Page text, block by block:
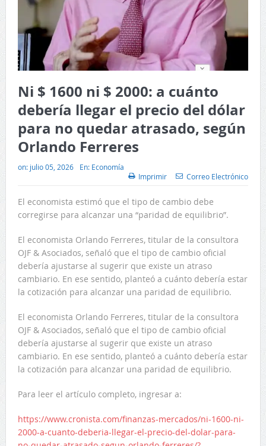
Ni $ 1600 ni $ 2000: a cuánto
debería llegar el precio del dólar
para no quedar atrasado, según
Orlando Ferreres
on: julio 05, 2026 En: Economía
Imprimir
Correo Electrónico
El economista estimó que el tipo de cambio debe
corregirse para alcanzar una “paridad de equilibrio”.
El economista Orlando Ferreres, titular de la consultora
OJF & Asociados, señaló que el tipo de cambio oficial
debería ajustarse al sugerir que existe un atraso
cambiario. En ese sentido, planteó a cuánto debería estar
la cotización para alcanzar una paridad de equilibrio.
El economista Orlando Ferreres, titular de la consultora
OJF & Asociados, señaló que el tipo de cambio oficial
debería ajustarse al sugerir que existe un atraso
cambiario. En ese sentido, planteó a cuánto debería estar
la cotización para alcanzar una paridad de equilibrio.
Para leer el artículo completo, ingresar a:
https://www.cronista.com/finanzas-mercados/ni-1600-ni-
2000-a-cuanto-deberia-llegar-el-precio-del-dolar-para-